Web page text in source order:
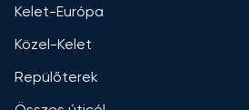
Kelet-Európa
Közel-Kelet
Repülőterek